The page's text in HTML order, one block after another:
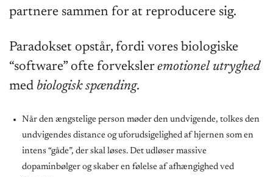
partnere sammen for at reproducere sig.
Paradokset opstår, fordi vores biologiske
“software” ofte forveksleremotionel utryghed
med biologisk spænding.
Når den ængstelige person møder den undvigende, tolkes den
undvigendes distance og uforudsigelighed af hjernen som en
intens “gåde”, der skal løses. Det udløser massive
dopaminbølger og skaber en følelse af afhængighed ved